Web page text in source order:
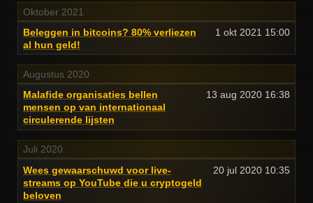
Oktober 2021
Beleggen in bitcoins? 80% verliezen
al hun geld!
1 okt 2021 15:00
Augustus 2020
Malafide organisaties bellen
mensen op van internationaal
circulerende lijsten
13 aug 2020 16:38
Juli 2020
Wees gewaarschuwd voor live-
streams op YouTube die u cryptogeld
beloven
20 jul 2020 10:35